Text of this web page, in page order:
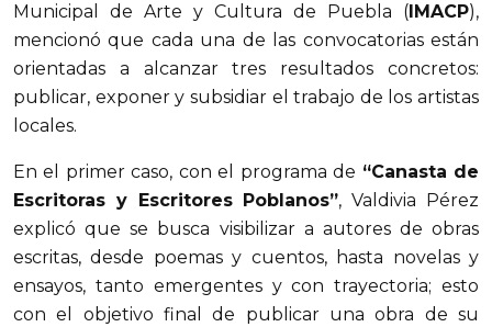
Municipal de Arte y Cultura de Puebla ( IMACP),
mencionó que cada una de las convocatorias están
orientadas a alcanzar tres resultados concretos:
publicar, exponer y subsidiar el trabajo de los artistas
locales.
En el primer caso, con el programa de “Canasta de
Escritoras y Escritores Poblanos”, Valdivia Pérez
explicó que se busca visibilizar a autores de obras
escritas, desde poemas y cuentos, hasta novelas y
ensayos, tanto emergentes y con trayectoria; esto
con el objetivo final de publicar una obra de su